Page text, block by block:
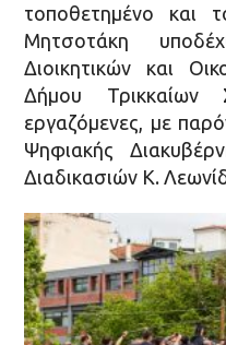
τοποθετημένο και
Μητσοτάκη
Διοικητικών και
Δήμου
εργαζόμενες, με
Ψηφιακής
Διαδικασιών Κ.